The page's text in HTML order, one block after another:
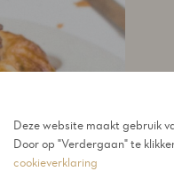
Deze website maakt gebruik
Door op "Verdergaan" te
cookieverklaring